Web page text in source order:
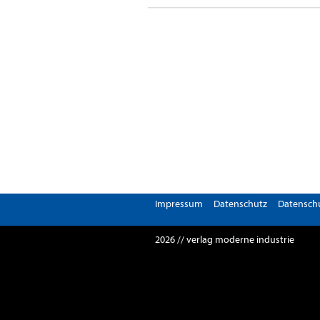
Impressum Datenschutz
2026 // verlag moderne industrie